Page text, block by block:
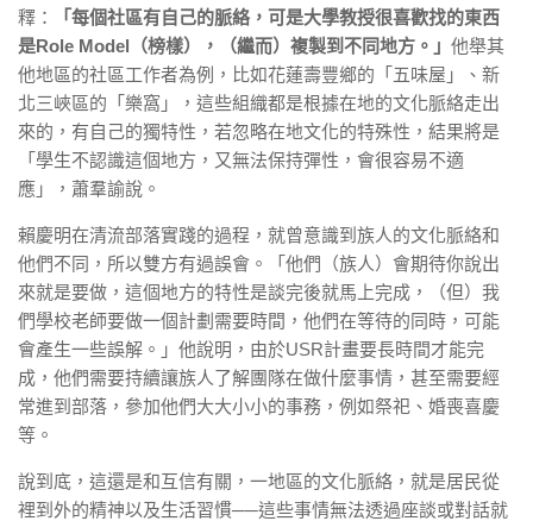
釋：
「每個社區有自己的脈絡，可是大學教授很喜歡找的東西
是Role Model（榜樣），（繼而）複製到不同地方。」 他舉其
他地區的社區工作者為例，比如花蓮壽豐鄉的「五味屋」、新
北三峽區的「樂窩」，這些組織都是根據在地的文化脈絡走出
來的，有自己的獨特性，若忽略在地文化的特殊性，結果將是
「學生不認識這個地方，又無法保持彈性，會很容易不適
應」，蕭羣諭說。
賴慶明在清流部落實踐的過程，就曾意識到族人的文化脈絡和
他們不同，所以雙方有過誤會。「他們（族人）會期待你說出
來就是要做，這個地方的特性是談完後就馬上完成，（但）我
們學校老師要做一個計劃需要時間，他們在等待的同時，可能
會產生一些誤解。」他說明，由於USR計畫要長時間才能完
成，他們需要持續讓族人了解團隊在做什麼事情，甚至需要經
常進到部落，參加他們大大小小的事務，例如祭祀、婚喪喜慶
等。
說到底，這還是和互信有關，一地區的文化脈絡，就是居民從
裡到外的精神以及生活習慣──這些事情無法透過座談或對話就